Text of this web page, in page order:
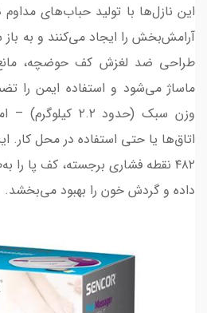
این نازل‌ها با تولید حباب‌های
آرامش‌بخش را ایجاد می‌کنند و به
طراحی ضد لغزش کف حوضچه،
ماساژ می‌شود و استفاده ایمن را
وزن سبک (حدود ۲.۲
۴۸۲ نقطه فشاری برجسته، کف پا
داده و گردش خون را بهبود می‌بخشد.